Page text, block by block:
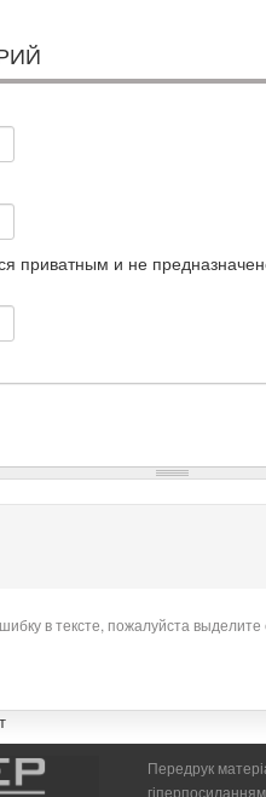
приватным и не
в тексте, пожалуйста
Передрук